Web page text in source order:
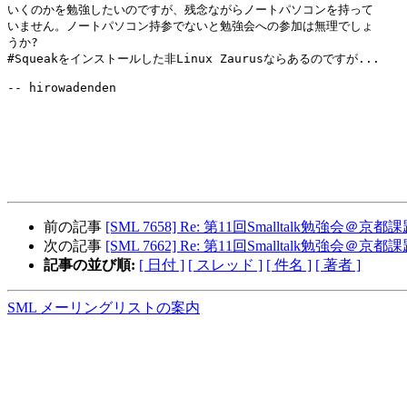
いくのかを勉強したいのですが、残念ながらノートパソコンを持って
いません。ノートパソコン持参でないと勉強会への参加は無理でしょ
うか?
#Squeakをインストールした非Linux Zaurusならあるのですが...
-- hirowadenden
前の記事 [SML 7658] Re: 第11回Smalltalk勉強会＠京都
次の記事 [SML 7662] Re: 第11回Smalltalk勉強会＠京都
記事の並び順: [ 日付 ] [ スレッド ] [ 件名 ] [ 著者 ]
SML メーリングリストの案内